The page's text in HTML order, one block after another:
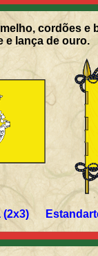
cordões e
e lança de ouro.
(2x3)